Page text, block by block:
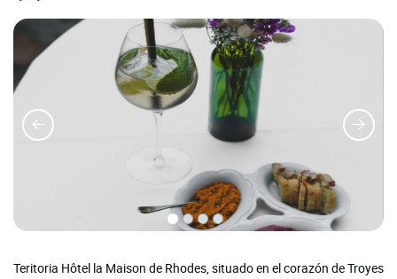
Teritoria Hôtel la Maison de Rhodes, situado en el corazón de Troyes